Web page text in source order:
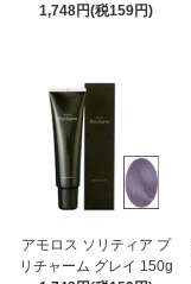
1,748円(税159円)
アモロス ソリティア プ
リチャーム グレイ 150g